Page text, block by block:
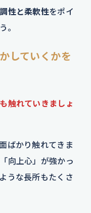
性と柔軟性をポイ
。
していくかを
触れていきましょ
ばかり触れてきま
向上心」が強かっ
うな長所もたくさ